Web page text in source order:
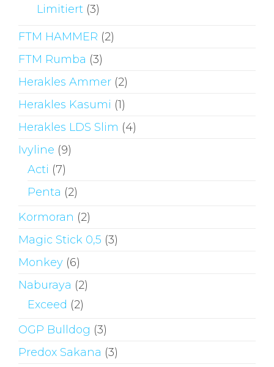
Limitiert (3)
FTM HAMMER (2)
FTM Rumba (3)
Herakles Ammer (2)
Herakles Kasumi (1)
Herakles LDS Slim (4)
Ivyline (9)
Acti (7)
Penta (2)
Kormoran (2)
Magic Stick 0,5 (3)
Monkey (6)
Naburaya (2)
Exceed (2)
OGP Bulldog (3)
Predox Sakana (3)